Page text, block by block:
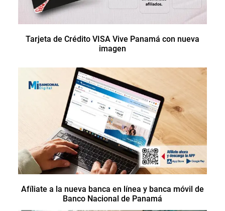
Tarjeta de Crédito VISA Vive Panamá con nueva
imagen
Afíliate a la nueva banca en línea y banca móvil de
Banco Nacional de Panamá